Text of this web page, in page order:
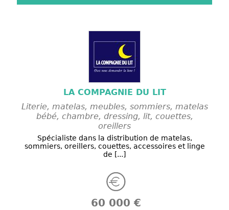
LA COMPAGNIE DU LIT
Literie, matelas, meubles, sommiers, matelas
bébé, chambre, dressing, lit, couettes,
oreillers
Spécialiste dans la distribution de matelas,
sommiers, oreillers, couettes, accessoires et linge
de [...]
60 000 €